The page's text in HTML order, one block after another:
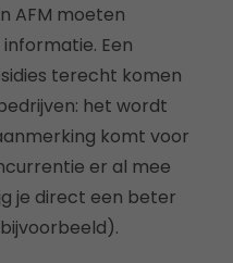
AFM moeten
Een
terecht komen
het wordt
komt voor
er al mee
je direct een beter